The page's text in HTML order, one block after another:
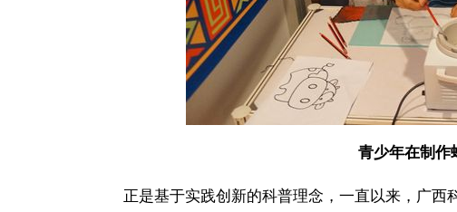
青少年在制作
正是基于实践创新的科普理念，一直以来，广西